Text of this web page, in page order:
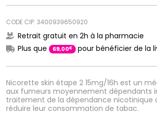
Nicorette skin étape 2 15mg/16h est un
aux fumeurs moyennement dépendants
traitement de la dépendance nicotinique
réduire leur consommation de tabac.
CODE CIP: 3400939650920
Retrait gratuit en 2h à la pharmacie
Plus que
69,00€ pour bénéficier de la